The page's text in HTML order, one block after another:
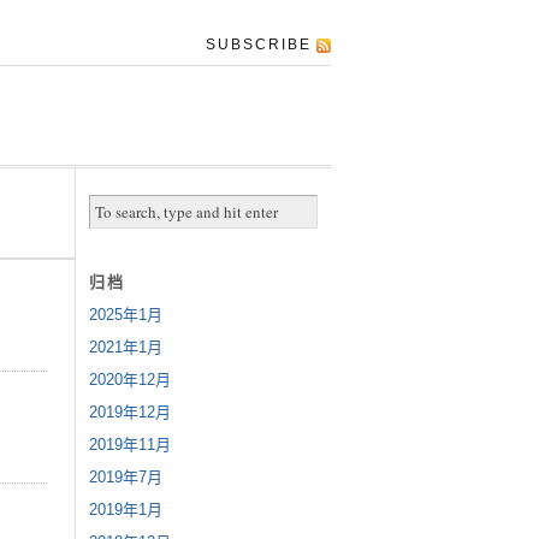
SUBSCRIBE
归档
2025年1月
2021年1月
2020年12月
2019年12月
2019年11月
2019年7月
2019年1月